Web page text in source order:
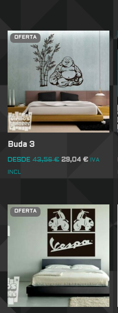
OFERTA
Buda 3
DESDE 43,56€ 29,04 € IVA
INCL
OFERTA